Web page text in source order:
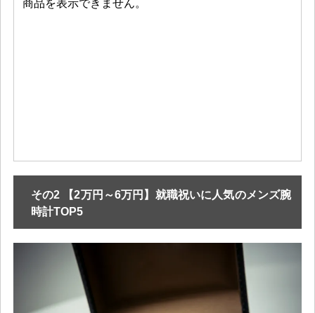
その2 【2万円～6万円】就職祝いに人気のメンズ腕
時計TOP5